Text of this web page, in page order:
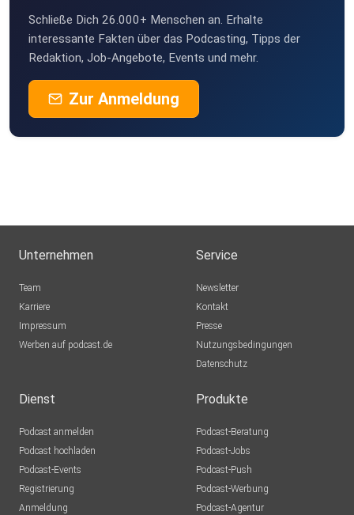
Schließe Dich 26.000+ Menschen an. Erhalte
interessante Fakten über das Podcasting, Tipps der
Redaktion, Job-Angebote, Events und mehr.
Zur Anmeldung
Unternehmen
Team
Karriere
Impressum
Werben auf podcast.de
Service
Newsletter
Kontakt
Presse
Nutzungsbedingungen
Datenschutz
Dienst
Podcast anmelden
Podcast hochladen
Podcast-Events
Registrierung
Anmeldung
Produkte
Podcast-Beratung
Podcast-Jobs
Podcast-Push
Podcast-Werbung
Podcast-Agentur